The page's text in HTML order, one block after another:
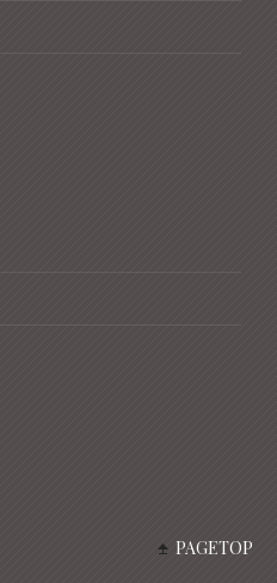
PAGETOP